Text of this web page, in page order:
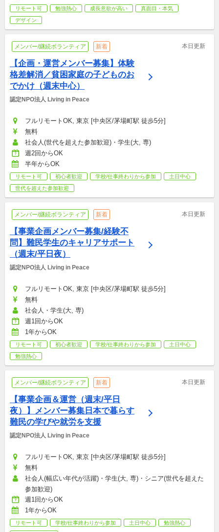
リモート可 勉強熱心 成長意欲が高い
真面目・本気
デザイン
メンバー/継続ボランティア 新着 本日更新
【企画・運営メンバー募集】体験
格差解消／貧困家庭の子どものお
でかけ（週末中心）
認定NPO法人 Living in Peace
フルリモートOK, 東京 [中央区/茅場町駅 徒歩5分]
無料
社会人(世代を超えた参加歓迎)・学生(大, 専)
週2回からOK
半年からOK
リモート可 初心者歓迎 学校/仕事終わりから参加
土日中心
世代を超えた参加歓迎
メンバー/継続ボランティア 新着 本日更新
【事業企画メンバー募集/経験不
問】難民学生のキャリアサポート
（週末/平日夜）
認定NPO法人 Living in Peace
フルリモートOK, 東京 [中央区/茅場町駅 徒歩5分]
無料
社会人・学生(大, 専)
週1回からOK
1年からOK
リモート可 初心者歓迎 学校/仕事終わりから参加
土日中心
勉強熱心
メンバー/継続ボランティア 新着 本日更新
【事業企画＆運営（週末/平日
夜）】メンバー募集日本で暮らす
難民の学びや就労を支援
認定NPO法人 Living in Peace
フルリモートOK, 東京 [中央区/茅場町駅 徒歩5分]
無料
社会人(幅広い年代が活躍)・学生(大, 専)・シニア(世代を超えた
参加歓迎)
週1回からOK
1年からOK
リモート可 学校/仕事終わりから参加 土日中心
勉強熱心